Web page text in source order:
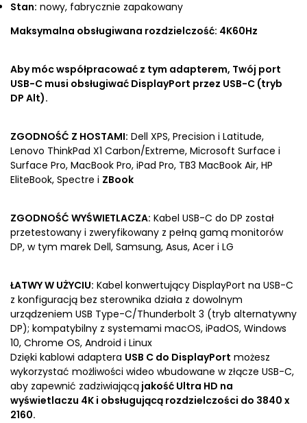
Stan: nowy, fabrycznie zapakowany
Maksymalna obsługiwana rozdzielczość: 4K60Hz
Aby móc współpracować z tym adapterem, Twój port
USB-C musi obsługiwać DisplayPort przez USB-C (tryb
DP Alt).
ZGODNOŚĆ Z HOSTAMI: Dell XPS, Precision i Latitude,
Lenovo ThinkPad X1 Carbon/Extreme, Microsoft Surface i
Surface Pro, MacBook Pro, iPad Pro, TB3 MacBook Air, HP
EliteBook, Spectre i ZBook
ZGODNOŚĆ WYŚWIETLACZA: Kabel USB-C do DP został
przetestowany i zweryfikowany z pełną gamą monitorów
DP, w tym marek Dell, Samsung, Asus, Acer i LG
ŁATWY W UŻYCIU: Kabel konwertujący DisplayPort na USB-C
z konfiguracją bez sterownika działa z dowolnym
urządzeniem USB Type-C/Thunderbolt 3 (tryb alternatywny
DP); kompatybilny z systemami macOS, iPadOS, Windows
10, Chrome OS, Android i Linux
Dzięki kablowi adaptera USB C do DisplayPort możesz
wykorzystać możliwości wideo wbudowane w złącze USB-C,
aby zapewnić zadziwiającą jakość Ultra HD na
wyświetlaczu 4K i obsługującą rozdzielczości do 3840 x
2160.